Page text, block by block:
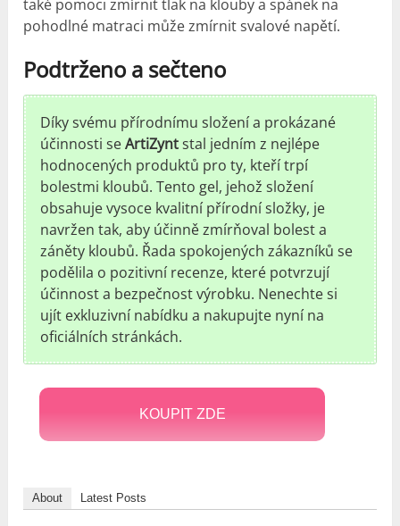
také pomoci zmírnit tlak na klouby a spánek na
pohodlné matraci může zmírnit svalové napětí.
Podtrženo a sečteno
Díky svému přírodnímu složení a prokázané
účinnosti seArtiZyntstal jedním z nejlépe
hodnocených produktů pro ty, kteří trpí
bolestmi kloubů. Tento gel, jehož složení
obsahuje vysoce kvalitní přírodní složky, je
navržen tak, aby účinně zmírňoval bolest a
záněty kloubů. Řada spokojených zákazníků se
podělila o pozitivní recenze, které potvrzují
účinnost a bezpečnost výrobku. Nenechte si
ujít exkluzivní nabídku a nakupujte nyní na
oficiálních stránkách.
KOUPIT ZDE
About Latest Posts